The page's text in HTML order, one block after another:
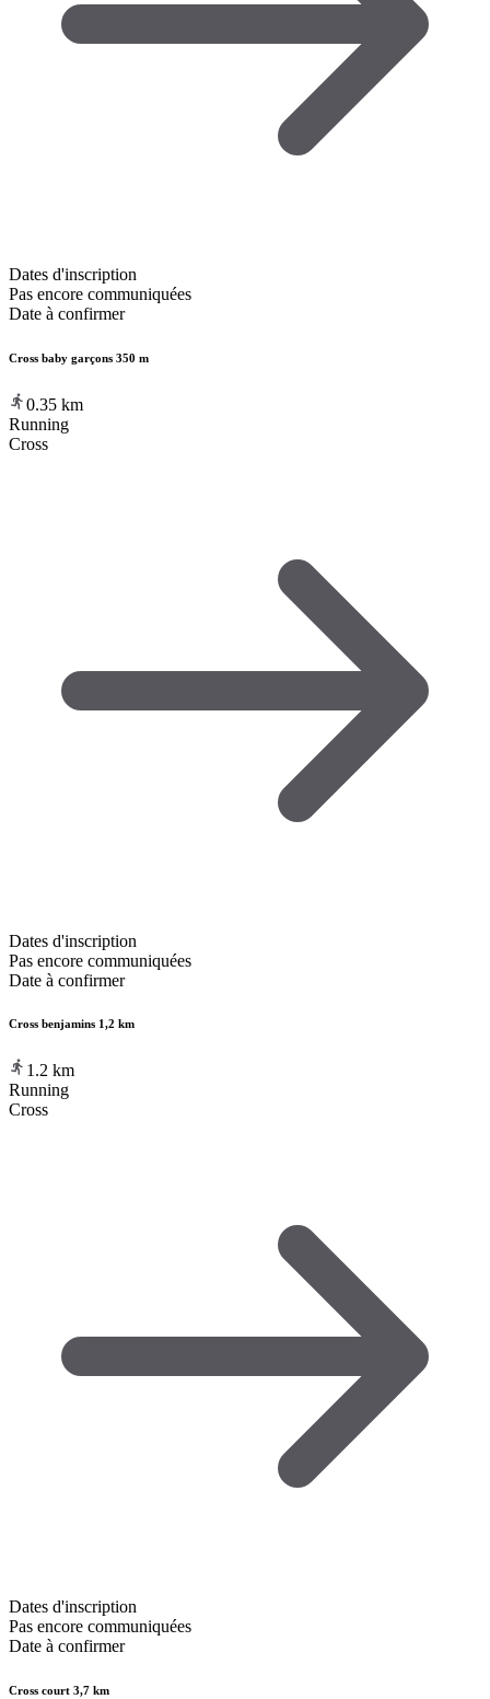
Dates d'inscription
Pas encore communiquées
Date à confirmer
Cross baby garçons 350 m
0.35 km
Running
Cross
Dates d'inscription
Pas encore communiquées
Date à confirmer
Cross benjamins 1,2 km
1.2 km
Running
Cross
Dates d'inscription
Pas encore communiquées
Date à confirmer
Cross court 3,7 km